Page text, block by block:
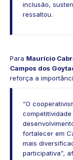
inclusão,
ressaltou.
Para Maurício
Campos dos
reforça a
“O
fortalecer em
mais
participativa”,